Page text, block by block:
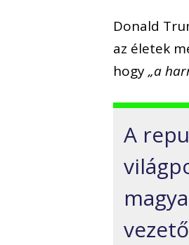
Donald
az életek
hogy„a
A